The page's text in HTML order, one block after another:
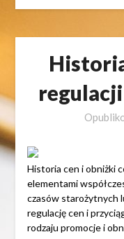
Historia cen i obniżki
elementami
czasów starożytnych
regulację cen i
rodzaju promocje i